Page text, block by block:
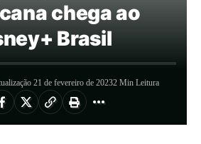
chega ao
Brasil
21 de fevereiro de 20232 Min Leitura